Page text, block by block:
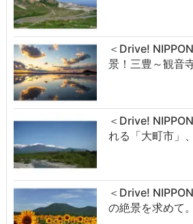
＜Drive!
景！三豊～観音
＜Drive!
れる「大町市」
＜Drive!
の絶景を求めて